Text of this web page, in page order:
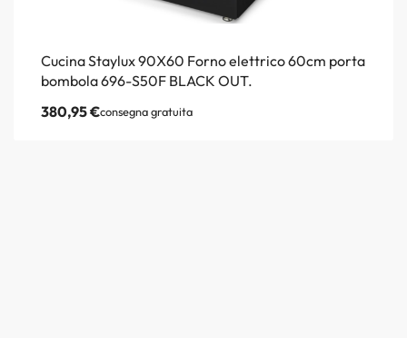
Cucina Staylux 90X60 Forno elettrico 60cm porta
bombola 696-S50F BLACK OUT.
380,95€consegna gratuita